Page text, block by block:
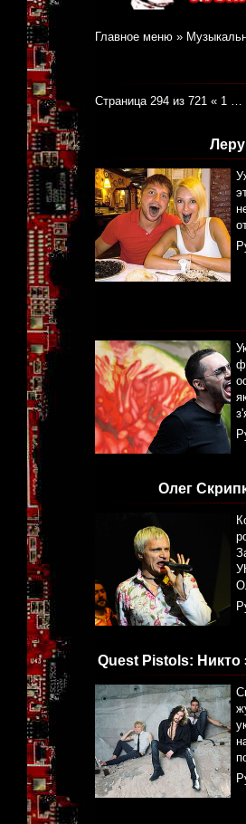
Главное меню »
Страница 294 из 721 « 1 …
Олег
Quest Pistols: Никто